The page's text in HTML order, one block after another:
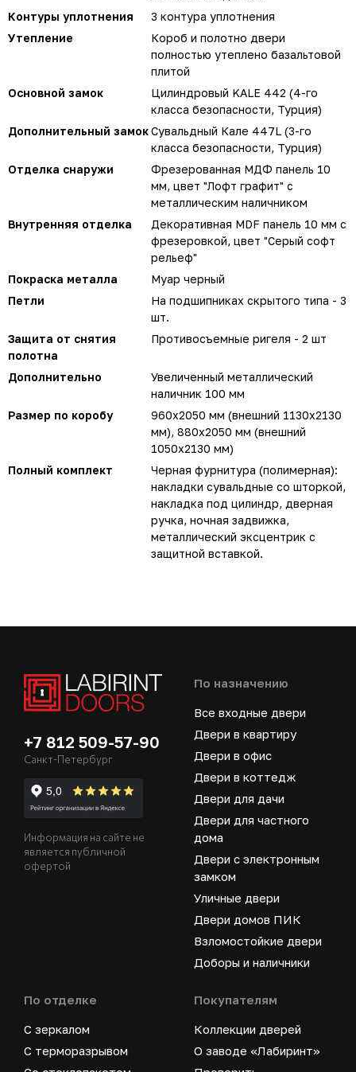
Контуры уплотнения
3 контура уплотнения
Утепление
Короб и полотно двери
полностью утеплено базальтовой
плитой
Основной замок
Цилиндровый KALE 442 (4-го
класса безопасности, Турция)
Дополнительный замокСувальдный Кале 447L (3-го
класса безопасности, Турция)
Отделка снаружи
Фрезерованная МДФ панель 10
мм, цвет "Лофт графит" с
металлическим наличником
Внутренняя отделка
Декоративная MDF панель 10 мм с
фрезеровкой, цвет "Серый софт
рельеф"
Покраска металла
Муар черный
Петли
На подшипниках скрытого типа - 3
шт.
Защита от снятия
полотна
Противосъемные ригеля - 2 шт
Дополнительно
Увеличенный металлический
наличник 100 мм
Размер по коробу
960х2050 мм (внешний 1130х2130
мм), 880х2050 мм (внешний
1050х2130 мм)
Полный комплект
Черная фурнитура (полимерная):
накладки сувальдные со шторкой,
накладка под цилиндр, дверная
ручка, ночная задвижка,
металлический эксцентрик с
защитной вставкой.
+7 812 509-57-90
Санкт-Петербург
Информация на сайте не
является публичной
офертой
По назначению
Все входные двери
Двери в квартиру
Двери в офис
Двери в коттедж
Двери для дачи
Двери для частного
дома
Двери с электронным
замком
Уличные двери
Двери домов ПИК
Взломостойкие двери
Доборы и наличники
По отделке
С зеркалом
С терморазрывом
Покупателям
Коллекции дверей
О заводе «Лабиринт»